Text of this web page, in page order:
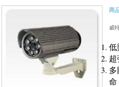
商
威
低
命